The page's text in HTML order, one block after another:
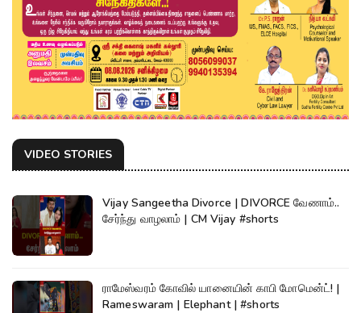
VIDEO STORIES
Vijay Sangeetha Divorce | DIVORCE வேணாம்..
சேர்ந்து வாழலாம் | CM Vijay #shorts
ராமேஸ்வரம் கோவில் யானையின் காபி மோமென்ட்! |
Rameswaram | Elephant | #shorts